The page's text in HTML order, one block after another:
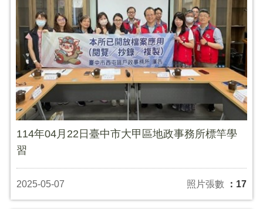
114年04月22日臺中市大甲區地政事務所標竿學
習
2025-05-07 照片張數 ：17